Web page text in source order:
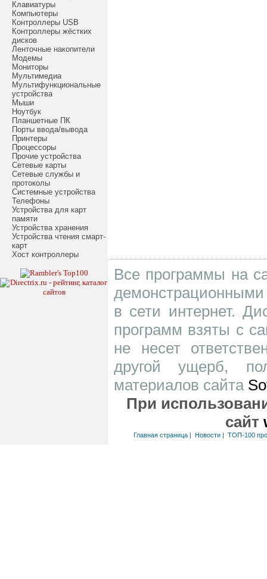
Клавиатуры
Компьютеры
Контроллеры USB
Контроллеры жёстких
дисков
Ленточные накопители
Модемы
Мониторы
Мультимедиа
Мультифункциональные
устройства
Мыши
Ноутбук
Планшетные ПК
Порты ввода/вывода
Принтеры
Процессоры
Прочие устройства
Сетевые карты
Сетевые службы и
протоколы
Системные устройства
Телефоны
Устройства для карт
памяти
Устройства хранения
Устройства чтения смарт-
карт
Хост контроллеры
Все программы на
в сети интернет.
программ взяты с
не несет
другой ущерб,
материалов сайта
При
сайт
Главная страница| Новости| ТОП-100